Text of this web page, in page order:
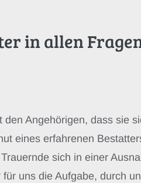
in allen
den Angehörigen, dass sie
eines erfahrenen
sich in einer
uns die Aufgabe, durch